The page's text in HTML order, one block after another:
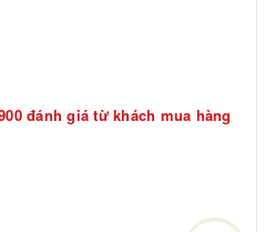
đánh giá từ khách mua hàng